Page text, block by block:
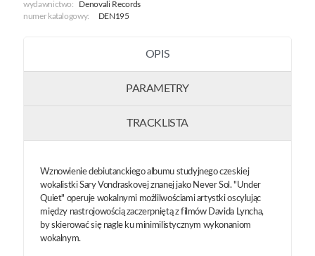
wydawnictwo:
Denovali Records
numer katalogowy:
DEN195
OPIS
PARAMETRY
TRACKLISTA
Wznowienie debiutanckiego albumu studyjnego czeskiej
wokalistki Sary Vondraskovej znanej jako Never Sol. "Under
Quiet" operuje wokalnymi możlilwościami artystki oscylując
między nastrojowością zaczerpniętą z filmów Davida Lyncha,
by skierować się nagle ku minimilistycznym wykonaniom
wokalnym.